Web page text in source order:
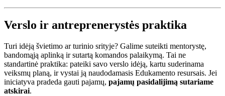
Verslo ir antreprenerystės praktika
Turi idėją švietimo ar turinio srityje? Galime suteikti mentorystę,
bandomąją aplinką ir sutartą komandos palaikymą. Tai ne
standartinė praktika: pateiki savo verslo idėją, kartu suderinama
veiksmų planą, ir vystai ją naudodamasis Edukamento resursais. Jei
iniciatyva pradeda gauti pajamų, pajamų pasidalijimą sutariame
atskirai.